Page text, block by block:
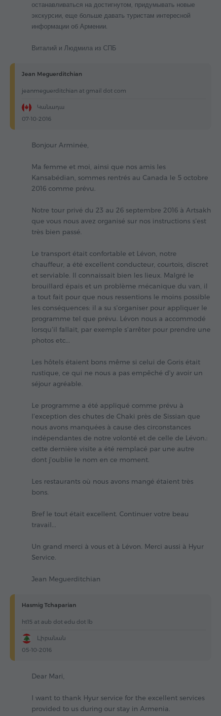
останавливаться на достигнутом, придумывать новые
экскурсии, еще больше давать туристам интересной
информации об Армении.
Виталий и Людмила из СПБ
Jean Meguerditchian
jeanmeguerditchian at gmail dot com
Կանադա
07-10-2016
Bonjour Arminée,
Ma femme et moi, ainsi que nos amis les
Kansabédian, sommes rentrés au Canada le 5 octobre
2016 comme prévu.
Notre tour privé du 23 au 26 septembre 2016 à Artsakh
que vous nous avez organisé sur nos instructions s'est
très bien passé.
Le transport était confortable et Lévon, notre
chauffeur, a été excellent conducteur, courtois, discret
et serviable. Il connaissait bien les lieux. Malgré le
brouillard épais et un problème mécanique du van, il
a tout fait pour que nous ressentions le moins possible
les conséquences: il a su s'organiser pour appliquer le
programme tel que prévu. Lévon nous a accommodé
lorsqu'il fallait, par exemple s'arrêter pour prendre une
photos etc...
Les hôtels étaient bons même si celui de Goris était
rustique, ce qui ne nous a pas empêché d'y avoir un
séjour agréable.
Le programme a été appliqué comme prévu à
l'exception des chutes de Chaki près de Sissian que
nous avons manquées à cause des circonstances
indépendantes de notre volonté et de celle de Lévon.:
cette dernière visite a été remplacé par une autre
dont j'oublie le nom en ce moment.
Les restaurants où nous avons mangé étaient très
bons.
Bref le tout était excellent. Continuer votre beau
travail...
Un grand merci à vous et à Lévon. Merci aussi à Hyur
Service.
Jean Meguerditchian
Hasmig Tchaparian
ht15 at aub dot edu dot lb
Լիբանան
05-10-2016
Dear Mari,
I want to thank Hyur service for the excellent services
provided to us during our stay in Armenia.